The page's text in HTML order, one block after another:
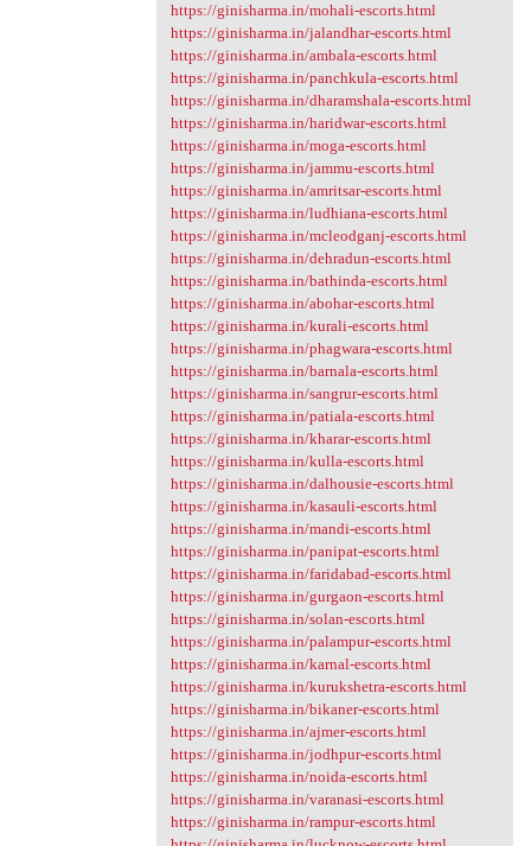
https://ginisharma.in/mohali-escorts.html
https://ginisharma.in/jalandhar-escorts.html
https://ginisharma.in/ambala-escorts.html
https://ginisharma.in/panchkula-escorts.html
https://ginisharma.in/dharamshala-escorts.html
https://ginisharma.in/haridwar-escorts.html
https://ginisharma.in/moga-escorts.html
https://ginisharma.in/jammu-escorts.html
https://ginisharma.in/amritsar-escorts.html
https://ginisharma.in/ludhiana-escorts.html
https://ginisharma.in/mcleodganj-escorts.html
https://ginisharma.in/dehradun-escorts.html
https://ginisharma.in/bathinda-escorts.html
https://ginisharma.in/abohar-escorts.html
https://ginisharma.in/kurali-escorts.html
https://ginisharma.in/phagwara-escorts.html
https://ginisharma.in/barnala-escorts.html
https://ginisharma.in/sangrur-escorts.html
https://ginisharma.in/patiala-escorts.html
https://ginisharma.in/kharar-escorts.html
https://ginisharma.in/kulla-escorts.html
https://ginisharma.in/dalhousie-escorts.html
https://ginisharma.in/kasauli-escorts.html
https://ginisharma.in/mandi-escorts.html
https://ginisharma.in/panipat-escorts.html
https://ginisharma.in/faridabad-escorts.html
https://ginisharma.in/gurgaon-escorts.html
https://ginisharma.in/solan-escorts.html
https://ginisharma.in/palampur-escorts.html
https://ginisharma.in/karnal-escorts.html
https://ginisharma.in/kurukshetra-escorts.html
https://ginisharma.in/bikaner-escorts.html
https://ginisharma.in/ajmer-escorts.html
https://ginisharma.in/jodhpur-escorts.html
https://ginisharma.in/noida-escorts.html
https://ginisharma.in/varanasi-escorts.html
https://ginisharma.in/rampur-escorts.html